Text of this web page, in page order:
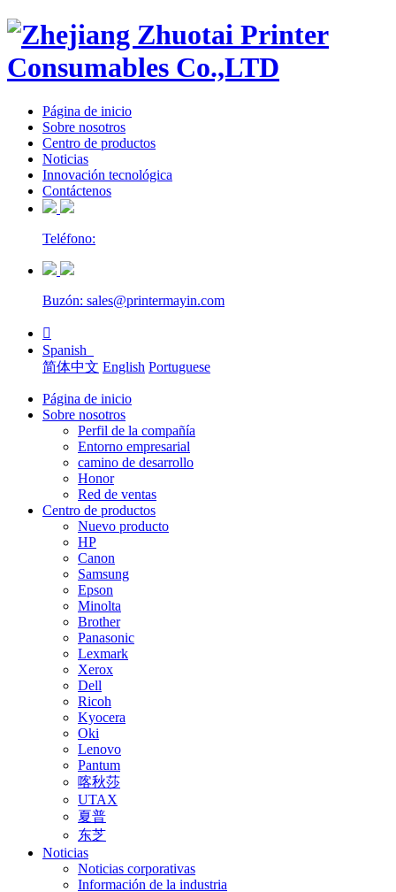
Página de inicio
Sobre nosotros
Centro de productos
Noticias
Innovación tecnológica
Contáctenos
Teléfono:
Buzón: sales@printermayin.com

Spanish
简体中文 English Portuguese
Página de inicio
Sobre nosotros
Perfil de la compañía
Entorno empresarial
camino de desarrollo
Honor
Red de ventas
Centro de productos
Nuevo producto
HP
Canon
Samsung
Epson
Minolta
Brother
Panasonic
Lexmark
Xerox
Dell
Ricoh
Kyocera
Oki
Lenovo
Pantum
喀秋莎
UTAX
夏普
东芝
Noticias
Noticias corporativas
Información de la industria